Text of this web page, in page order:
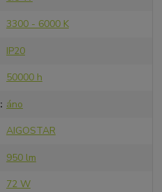
3300 - 6000 K
IP20
50000 h
áno
AIGOSTAR
950 lm
72 W